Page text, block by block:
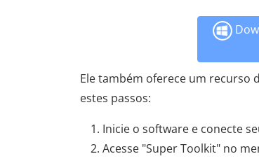
Ele também oferece um recurso
estes passos:
Inicie o software e conecte
Acesse "Super Toolkit" no